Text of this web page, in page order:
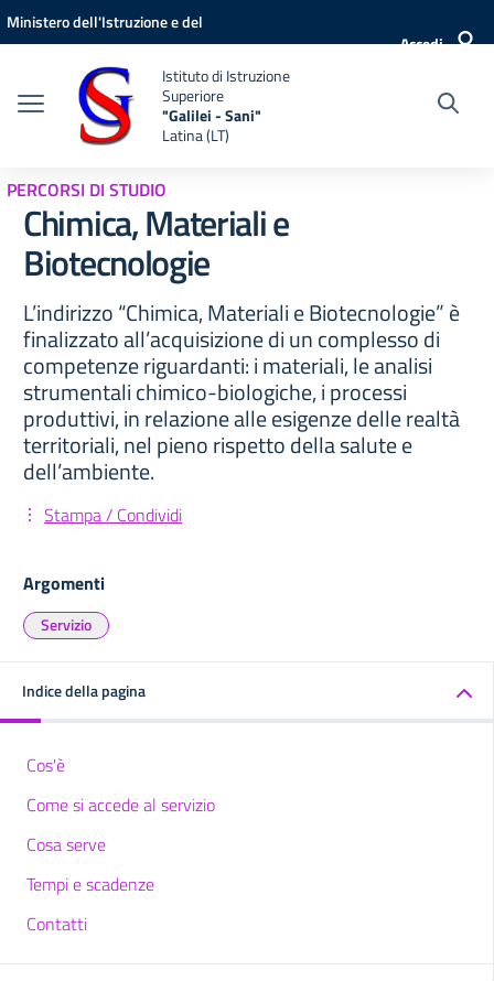
Vai ai contenuti
Vai al menu di navigazione
Vai al footer
Ministero dell'Istruzione e del
Accedi
Istituto di Istruzione
Superiore
"Galilei - Sani"
Latina (LT)
PERCORSI DI STUDIO
Chimica, Materiali e
Biotecnologie
L’indirizzo “Chimica, Materiali e Biotecnologie” è
finalizzato all’acquisizione di un complesso di
competenze riguardanti: i materiali, le analisi
strumentali chimico-biologiche, i processi
produttivi, in relazione alle esigenze delle realtà
territoriali, nel pieno rispetto della salute e
dell’ambiente.
Stampa / Condividi
Argomenti
Servizio
Indice della pagina
Cos'è
Come si accede al servizio
Cosa serve
Tempi e scadenze
Contatti